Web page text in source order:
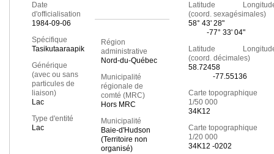
Date
d'officialisation
1984-09-06
Spécifique
Tasikutaaraapik
Générique
(avec ou sans
particules de
liaison)
Lac
Type d'entité
Lac
Région
administrative
Nord-du-Québec
Municipalité
régionale de
comté (MRC)
Hors MRC
Municipalité
Baie-d'Hudson
(Territoire non
organisé)
Latitude
(coord. sexagésimales)
58° 43' 28"
-77° 33' 04"
Latitude
(coord. décimales)
58.72458
-77.55136
Carte topographique
1/50 000
34K12
Carte topographique
1/20 000
34K12 -0202